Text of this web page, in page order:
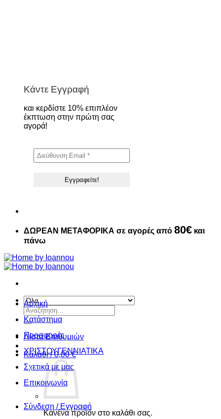
Κάντε Εγγραφή
και κερδίστε 10% επιπλέον
έκπτωση στην πρώτη σας
αγορά!
ΔΩΡΕΑΝ ΜΕΤΑΦΟΡΙΚΑ σε αγορές από 80€ και
πάνω
Αναζήτηση
για:
Λίστα Επιθυμιών
Καλάθι /0,00€
Κανένα προϊόν στο καλάθι σας.
Αρχική
Κατάστημα
Προσφορές
ΧΡΙΣΤΟΥΓΕΝΝIATIKA
Σχετικά με μας
Επικοινωνία
Σύνδεση / Εγγραφή